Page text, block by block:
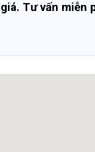
Tư vấn miễn